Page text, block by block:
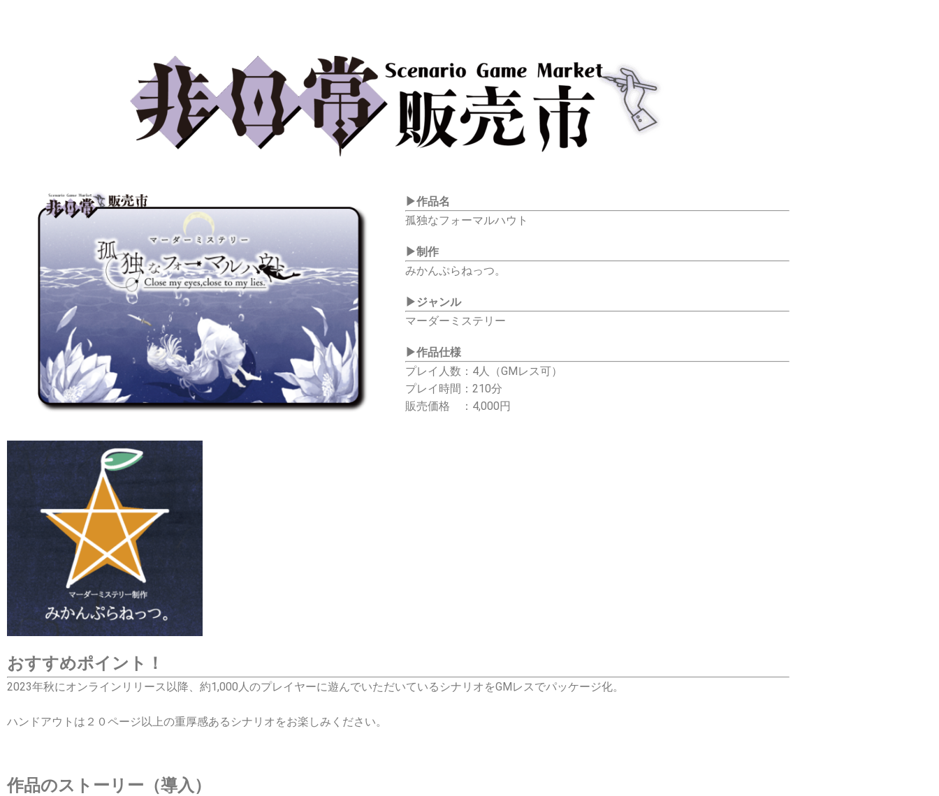
▶作品名
孤独なフォーマルハウト
▶制作
みかんぷらねっつ。
▶ ジャンル
マーダーミステリー
▶作品仕様
プレイ人数：4人（GMレス可）
プレイ時間：210分
販売価格 ：4,000円
おすすめポイント！
2023年秋にオンラインリリース以降、約1,000人のプレイヤーに遊んでいただいているシナリオをGMレスでパッケージ化。
ハンドアウトは２０ページ以上の重厚感あるシナリオをお楽しみください。
作品のストーリー（導入）